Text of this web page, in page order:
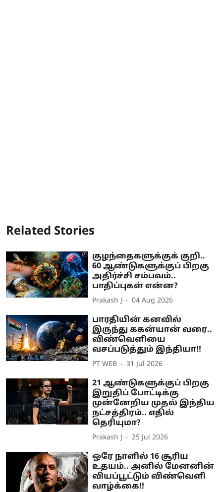
Related Stories
குழந்தைகளுக்குக் குறி..
60 ஆண்டுகளுக்குப் பிறகு
அதிர்ச்சி சம்பவம்..
பாதிப்புகள் என்ன?
Prakash J 04 Aug 2026
பாரதியின் கனவில்
இருந்து ககன்யான் வரை..
விண்வெளியை
வசப்படுத்தும் இந்தியா!!
PT WEB 31 Jul 2026
21 ஆண்டுகளுக்குப் பிறகு
இறுதிப் போட்டிக்கு
முன்னேறிய முதல் இந்திய
நட்சத்திரம்.. எதில்
தெரியுமா?
Prakash J 25 Jul 2026
ஒரே நாளில் 16 சூரிய
உதயம்.. அனில் மேனனின்
வியப்பூட்டும் விண்வெளி
வாழ்க்கை!!